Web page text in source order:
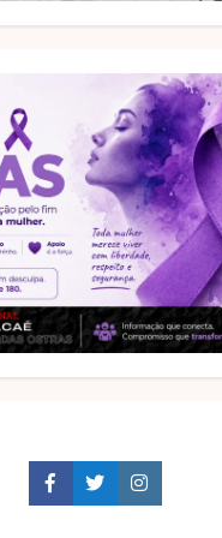
Facebook
TwitterInstagram